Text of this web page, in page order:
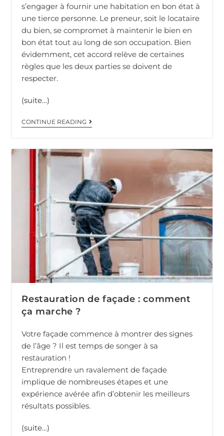
s’engager à fournir une habitation en bon état à
une tierce personne. Le preneur, soit le locataire
du bien, se compromet à maintenir le bien en
bon état tout au long de son occupation. Bien
évidemment, cet accord relève de certaines
règles que les deux parties se doivent de
respecter.
(suite…)
CONTINUE READING
Restauration de façade : comment
ça marche ?
Votre façade commence à montrer des signes
de l’âge ? Il est temps de songer à sa
restauration !
Entreprendre un ravalement de façade
implique de nombreuses étapes et une
expérience avérée afin d’obtenir les meilleurs
résultats possibles.
(suite…)